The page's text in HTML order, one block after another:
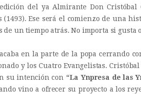
del ya Almirante Don
Ese será el comienzo de una
de un tiempo atrás. No importa si gusta
en la parte de la popa cerrando
y los Cuatro Evangelistas.
su intención con “La Ynpresa de las
vino a ofrecer su proyecto a los